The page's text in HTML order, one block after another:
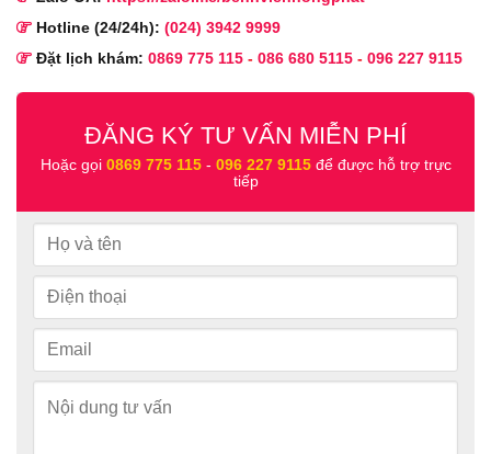
Hotline (24/24h): (024) 3942 9999
Đặt lịch khám: 0869 775 115 - 086 680 5115 - 096 227 9115
ĐĂNG KÝ TƯ VẤN MIỄN PHÍ
Hoặc gọi 0869 775 115- 096 227 9115 để được hỗ trợ trực
tiếp